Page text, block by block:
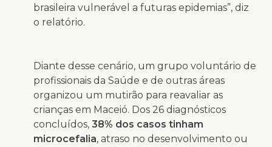
brasileira vulnerável a futuras epidemias”, diz
o relatório.
Diante desse cenário, um grupo voluntário de
profissionais da Saúde e de outras áreas
organizou um mutirão para reavaliar as
crianças em Maceió. Dos 26 diagnósticos
concluídos, 38% dos casos tinham
microcefalia, atraso no desenvolvimento ou